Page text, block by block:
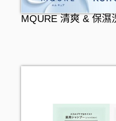
MQURE 清爽 & 保濕